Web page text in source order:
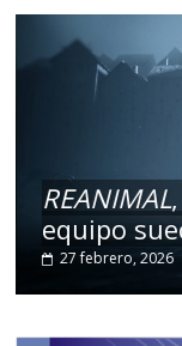
REANIMAL
equipo
27 febrero, 2026